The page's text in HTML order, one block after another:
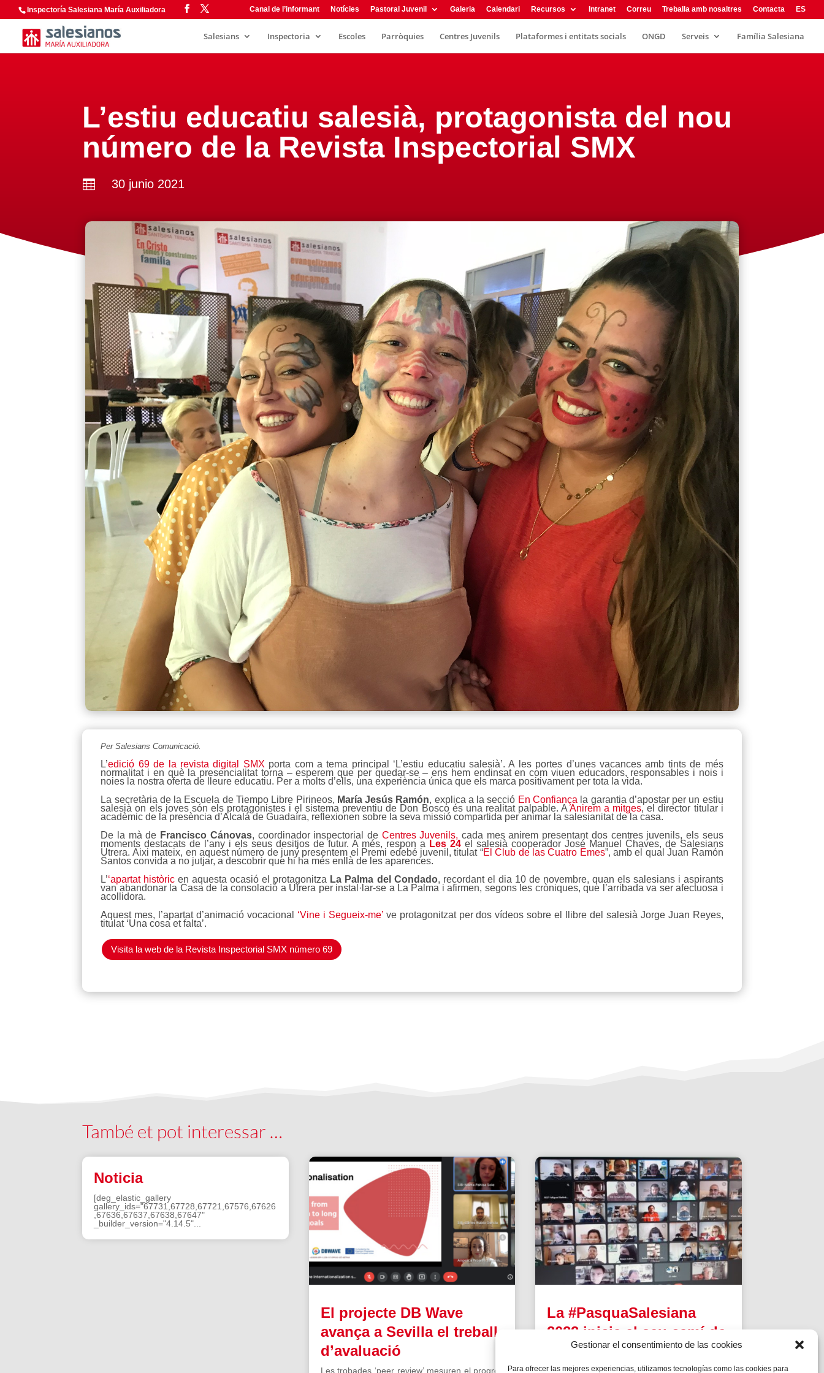
Gestionar el consentimiento de las cookies
Para ofrecer las mejores experiencias, utilizamos tecnologías como las cookies para
Inspectoría Salesiana María Auxiliadora Canal de l’informant Notícies Pastoral Juvenil Galeria Calendari Recursos Intranet Correu Treballa amb nosaltres Contacta ES
Salesians Inspectoria Escoles Parròquies Centres Juvenils Plataformes i entitats socials ONGD Serveis Família Salesiana
L’estiu educatiu salesià, protagonista del nou
número de la Revista Inspectorial SMX
 30 junio 2021
Per Salesians Comunicació.
L’edició 69 de la revista digital SMX porta com a tema principal ‘L’estiu educatiu salesià’. A les portes d’unes vacances amb tints de més
normalitat i en què la presencialitat torna – esperem que per quedar-se – ens hem endinsat en com viuen educadors, responsables i nois i
noies la nostra oferta de lleure educatiu. Per a molts d’ells, una experiència única que els marca positivament per tota la vida.
La secretària de la Escuela de Tiempo Libre Pirineos, María Jesús Ramón, explica a la secció En Confiança la garantia d’apostar per un estiu
salesià on els joves són els protagonistes i el sistema preventiu de Don Bosco és una realitat palpable. AAnirem a mitges, el director titular i
acadèmic de la presència d’Alcalá de Guadaíra, reflexionen sobre la seva missió compartida per animar la salesianitat de la casa.
De la mà de Francisco Cánovas, coordinador inspectorial de Centres Juvenils, cada mes anirem presentant dos centres juvenils, els seus
moments destacats de l’any i els seus desitjos de futur. A més, respon a Les 24el salesià cooperador José Manuel Chaves, de Salesians
Utrera. Aixi mateix, en aquest número de juny presentem el Premi edebé juvenil, titulat “El Club de las Cuatro Emes”, amb el qual Juan Ramón
Santos convida a no jutjar, a descobrir que hi ha més enllà de les aparences.
L’‘apartat històric en aquesta ocasió el protagonitza La Palma del Condado, recordant el dia 10 de novembre, quan els salesians i aspirants
van abandonar la Casa de la consolació a Utrera per instal·lar-se a La Palma i afirmen, segons les cròniques, que l’arribada va ser afectuosa i
acollidora.
Aquest mes, l’apartat d’animació vocacional ‘Vine i Segueix-me’ve protagonitzat per dos vídeos sobre el llibre del salesià Jorge Juan Reyes,
titulat ‘Una cosa et falta’.
Visita la web de la Revista Inspectorial SMX número 69
També et pot interessar …
Noticia
[deg_elastic_gallery
gallery_ids="67731,67728,67721,67576,67626
,67636,67637,67638,67647"
_builder_version="4.14.5"...
El projecte DB Wave
avança a Sevilla el treball
d’avaluació
Les trobades ‘peer review’ mesuren el progrés
La #PasquaSalesiana
2022 inicia el seu camí de
preparació
Tindran lloc durant el mes d’abril.